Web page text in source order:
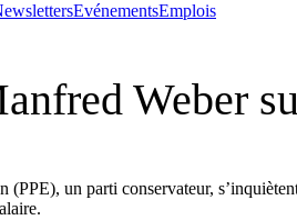
EvénementsEmplois
Weber
(PPE), un parti conservateur,